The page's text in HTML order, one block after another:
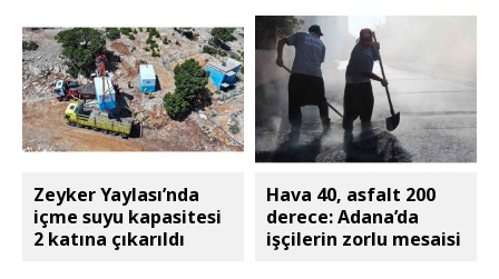
Zeyker Yaylası’nda
içme suyu kapasitesi
2 katına çıkarıldı
Hava 40, asfalt 200
derece: Adana’da
işçilerin zorlu mesaisi